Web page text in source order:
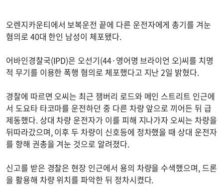
오렌지카운티에서 보복운전 끝에 다른 운전자에게 총기를 겨눈
혐의로 40대 한인 남성이 체포됐다.
어바인경찰국(IPD)은 오선기(44·영어명 브라이언 오)씨를 치명
적 무기를 이용한 폭행 혐의로 체포했다고 지난 2일 밝혔다.
경찰에 따르면 오씨는 최근 잼버리 로드와 메인 스트리트 인근에
서 도요타 타코마를 운전하던 중 다른 차량 앞으로 끼어든 뒤 급
제동했다. 상대 차량 운전자가 이를 피해 지나가자 오씨는 차량을
뒤따라갔으며, 이후 두 차량이 신호등에 정차했을 때 상대 운전자
를 향해 권총을 겨눈 것으로 알려졌다.
신고를 받은 경찰은 현장 인근에서 용의 차량을 수색했으며, 드론
을 활용해 차량 위치를 파악한 뒤 정차시켰다.